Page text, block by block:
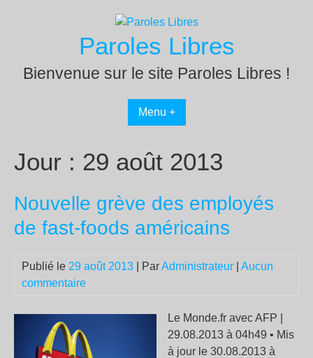
Paroles Libres
Bienvenue sur le site Paroles Libres !
Menu +
Jour : 29 août 2013
Nouvelle grève des employés
de fast-foods américains
Publié le 29 août 2013 | ParAdministrateur
Aucun
commentaire
Le Monde.fr avec AFP |
29.08.2013 à 04h49 • Mis
à jour le 30.08.2013 à